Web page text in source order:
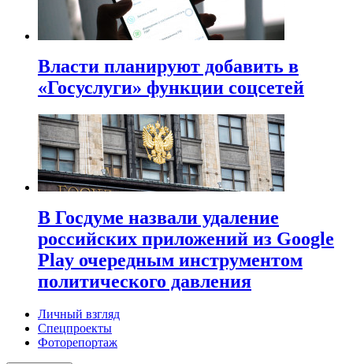
Власти планируют добавить в
«Госуслуги» функции соцсетей
В Госдуме назвали удаление
российских приложений из Google
Play очередным инструментом
политического давления
Личный взгляд
Спецпроекты
Фоторепортаж